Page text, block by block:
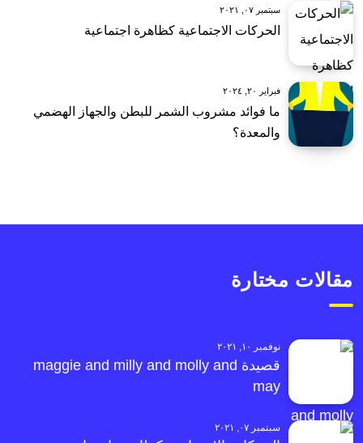
سبتمبر ٠٧, ٢٠٢١
الحركات الاجتماعية كظاهرة اجتماعية
فبراير ٢٠, ٢٠٢٤
ما فوائد مشروب الشمر للبطن والجهاز الهضمي
والمعدة؟
مقالات مختارة
نوفمبر ١٠, ٢٠٢١
قصيدة maggie and milly and molly and
may
سبتمبر ٠٧, ٢٠٢١